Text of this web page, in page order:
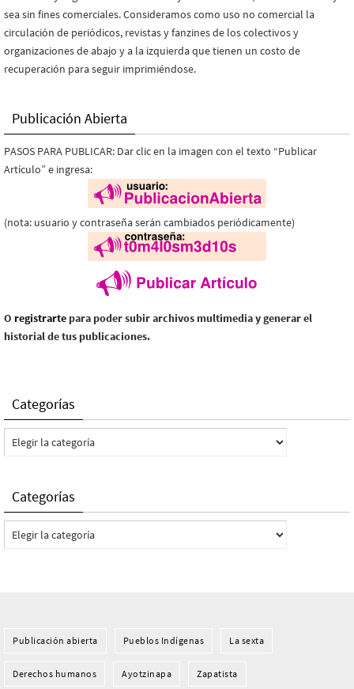
sea sin fines comerciales. Consideramos como uso no comercial la
circulación de periódicos, revistas y fanzines de los colectivos y
organizaciones de abajo y a la izquierda que tienen un costo de
recuperación para seguir imprimiéndose.
Publicación Abierta
PASOS PARA PUBLICAR: Dar clic en la imagen con el texto “Publicar
Artículo” e ingresa:
(nota: usuario y contraseña serán cambiados periódicamente)
O registrarte para poder subir archivos multimedia y generar el
historial de tus publicaciones.
Categorías
Categorías
Categorías
Categorías
Publicación abierta Pueblos Indí­genas La sexta
Derechos humanos Ayotzinapa Zapatista